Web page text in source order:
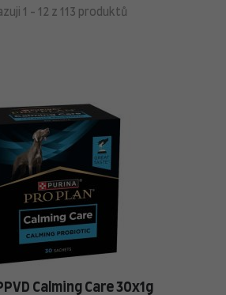
1 - 12 z 113 produktů
Calming Care 30x1g